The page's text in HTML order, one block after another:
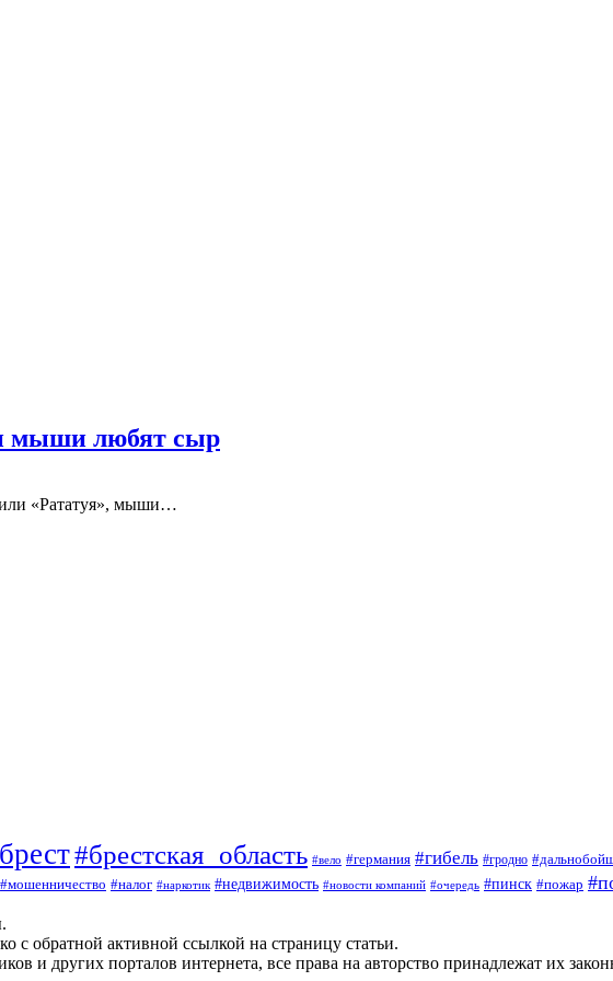
мыши любят сыр
или «Рататуя», мыши…
#брестская_область #вело #германия #гибель #гродно
#мошенничество #налог #наркотик #недвижимость #новости компаний #очередь #пинск #пожар
с обратной активной ссылкой на страницу статьи.
и других порталов интернета, все права на авторство принадлежат их